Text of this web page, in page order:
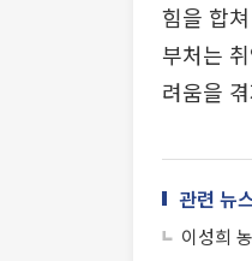
힘을 합
부처는
려움을
관련 뉴
이성희